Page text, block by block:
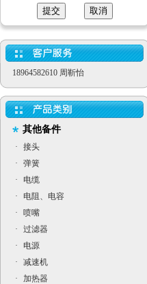
18964582610 周靳怡
其他备件
·
接头
·
弹簧
·
电缆
·
电阻、电容
·
喷嘴
·
过滤器
·
电源
·
减速机
·
加热器